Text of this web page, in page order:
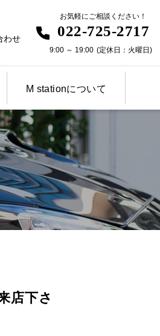
わせ
お気軽にご相談ください！
022-725-2717
9:00 ～ 19:00 (定休日：火曜日)
M stationについて
店下さ